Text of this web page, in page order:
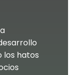
los hatos